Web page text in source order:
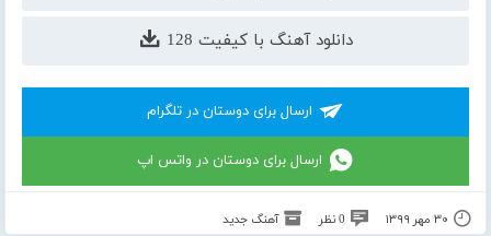
دانلود آهنگ با کیفیت 128
ارسال برای دوستان در تلگرام
ارسال برای دوستان در واتس اپ
۳۰ مهر ۱۳۹۹ 0 نظر آهنگ جدید